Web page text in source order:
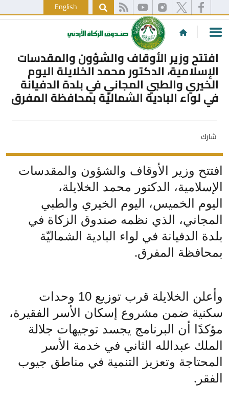
English
افتتح وزير الأوقاف والشؤون والمقدسات
الإسلامية، الدكتور محمد الخلايلة اليوم
الخيري والطبي المجاني في بلدة الدفيانة
في لواء البادية الشماليّة بمحافظة المفرق
شارك
افتتح وزير الأوقاف والشؤون والمقدسات
الإسلامية، الدكتور محمد الخلايلة،
اليوم الخميس، اليوم الخيري والطبي
المجاني، الذي نظمه صندوق الزكاة في
بلدة الدفيانة في لواء البادية الشماليّة
بمحافظة المفرق.
وأعلن الخلايلة قرب توزيع 10 وحدات
سكنية ضمن مشروع إسكان الأسر الفقيرة،
مؤكدًا أن البرنامج يجسد توجيهات جلالة
الملك عبدالله الثاني في خدمة الأسر
المحتاجة وتعزيز التنمية في مناطق جيوب
الفقر .